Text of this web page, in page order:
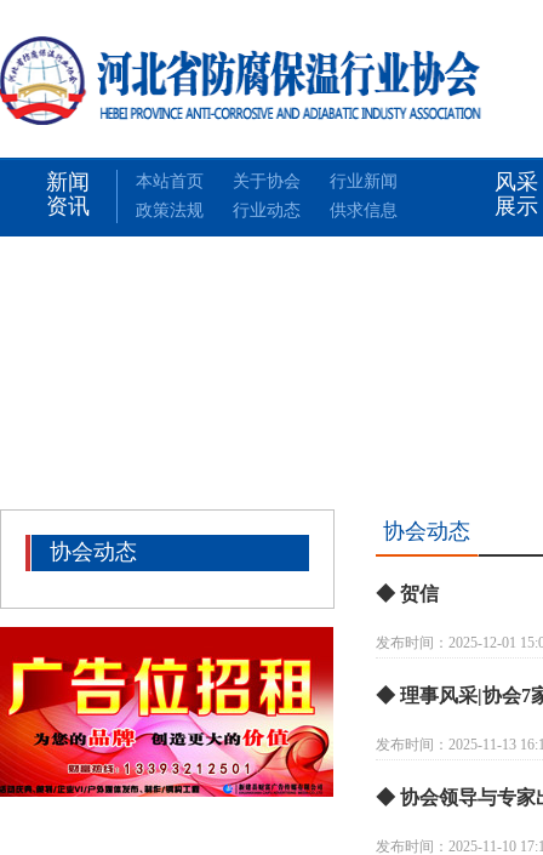
新闻
资讯
本站首页 关于协会
行业新闻
政策法规
行业动态 供求信息
风采
展示
协会动态
协会动态
◆ 贺信
发布时间：2025-12-01
◆ 理事风采|协会7
发布时间：2025-11-13
◆ 协会领导与专家
发布时间：2025-11-10